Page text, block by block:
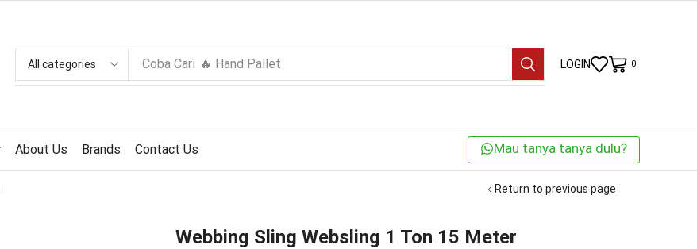
Coba Cari 🔥 Hand Pallet LOGIN 0
About Us Brands Contact Us Mau tanya tanya dulu?
Return to previous page
Webbing Sling Websling 1 Ton 15 Meter